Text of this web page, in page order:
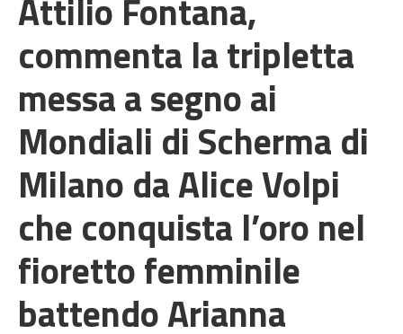
Attilio Fontana,
commenta la tripletta
messa a segno ai
Mondiali di Scherma di
Milano da Alice Volpi
che conquista l’oro nel
fioretto femminile
battendo Arianna